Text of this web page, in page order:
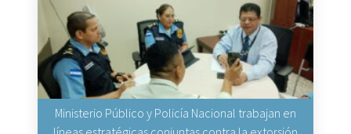
Ministerio Público y Policía Nacional trabajan en